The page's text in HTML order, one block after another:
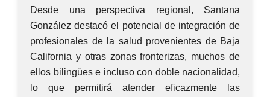
Desde una perspectiva regional, Santana
González destacó el potencial de integración de
profesionales de la salud provenientes de Baja
California y otras zonas fronterizas, muchos de
ellos bilingües e incluso con doble nacionalidad,
lo que permitirá atender eficazmente las